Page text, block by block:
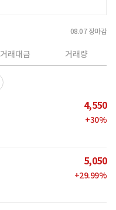
08.07 장마감
거래대금 거래량
4,550
+30%
5,050
+29.99%